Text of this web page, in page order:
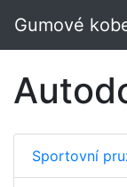
Gumové
Sportovní